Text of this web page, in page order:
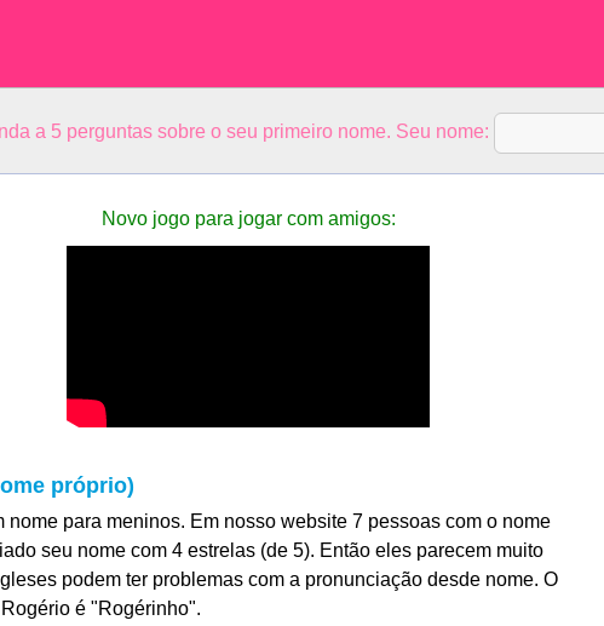
a 5 perguntas sobre o seu primeiro nome. Seu nome:
Novo jogo para jogar com amigos:
próprio)
nome para meninos. Em nosso website 7 pessoas com o nome
seu nome com 4 estrelas (de 5). Então eles parecem muito
podem ter problemas com a pronunciação desde nome. O
é "Rogérinho".